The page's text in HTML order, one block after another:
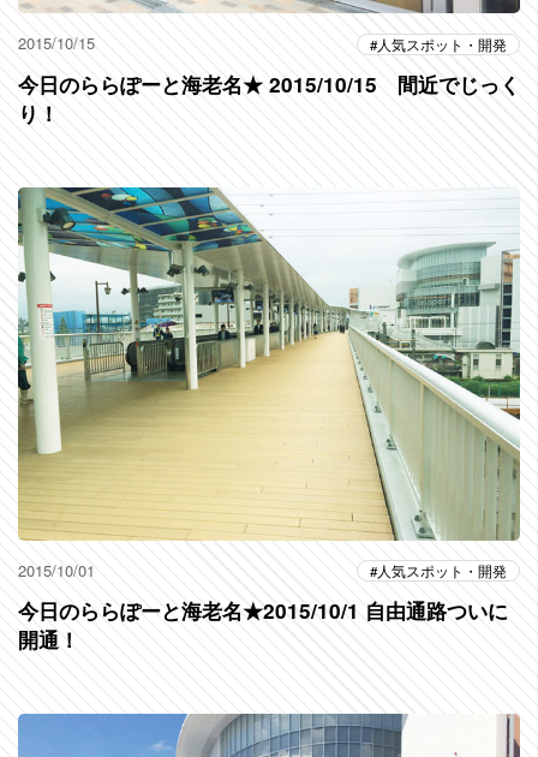
2015/10/15 人気スポット・開発
今日のららぽーと海老名★ 2015/10/15 間近でじっく
り！
2015/10/01 人気スポット・開発
今日のららぽーと海老名★2015/10/1 自由通路ついに
開通！